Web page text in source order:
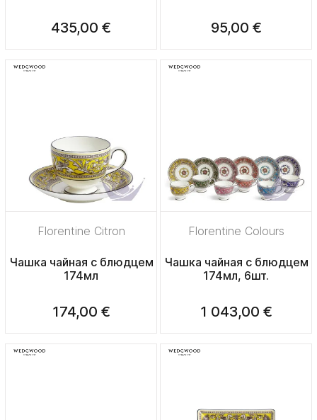
435,00 € 95,00 €
Florentine Citron
Чашка чайная с блюдцем
174мл
174,00 €
Florentine Colours
Чашка чайная с блюдцем
174мл, 6шт.
1 043,00 €